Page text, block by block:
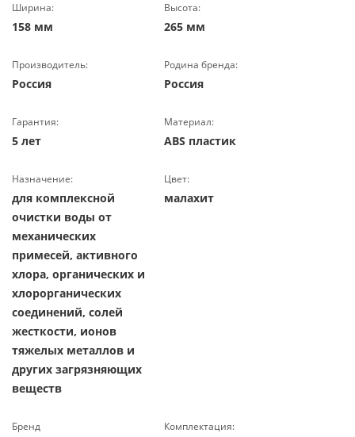
Ширина:
158 мм
Высота:
265 мм
Производитель:
Россия
Родина бренда:
Россия
Гарантия:
5 лет
Материал:
ABS пластик
Назначение:
для комплексной
очистки воды от
механических
примесей, активного
хлора, органических и
хлорорганических
соединений, солей
жесткости, ионов
тяжелых металлов и
других загрязняющих
веществ
Цвет:
малахит
Бренд Комплектация: